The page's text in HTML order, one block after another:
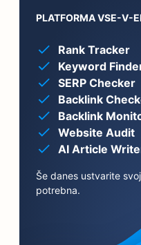
PLATFORMA VSE-V-
Rank Tracker
Keyword
SERP Checker
Backlink
Backlink
Website Audit
AI Article
Še danes ustvarite
potrebna.